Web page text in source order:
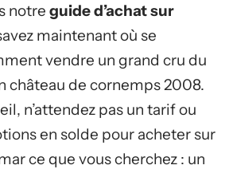
notre guide d’achat sur
maintenant où se
vendre un grand cru du
château de cornemps 2008.
n’attendez pas un tarif ou
en solde pour acheter sur
ce que vous cherchez : un